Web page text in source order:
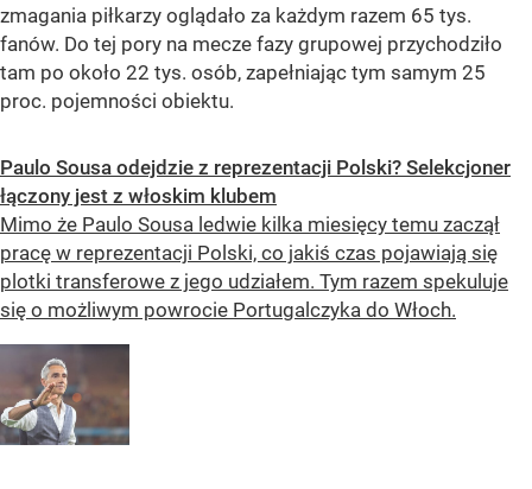
zmagania piłkarzy oglądało za każdym razem 65 tys.
fanów. Do tej pory na mecze fazy grupowej przychodziło
tam po około 22 tys. osób, zapełniając tym samym 25
proc. pojemności obiektu.
Paulo Sousa odejdzie z reprezentacji Polski? Selekcjoner
łączony jest z włoskim klubem
Mimo że Paulo Sousa ledwie kilka miesięcy temu zaczął
pracę w reprezentacji Polski, co jakiś czas pojawiają się
plotki transferowe z jego udziałem. Tym razem spekuluje
się o możliwym powrocie Portugalczyka do Włoch.